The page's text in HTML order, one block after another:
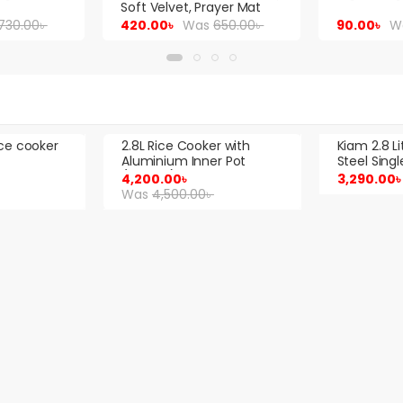
৳
90.00৳ Was110.00৳
187.00৳
with
Kiam 2.8 Liter Stainless
Steel Single Pot Rice
Cooker SJBS-804
3,290.00৳
Sale!
2.8L Kiam
8704
2,990.00৳